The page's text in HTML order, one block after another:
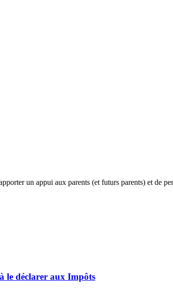
un appui aux parents (et futurs parents) et de
le déclarer aux Impôts